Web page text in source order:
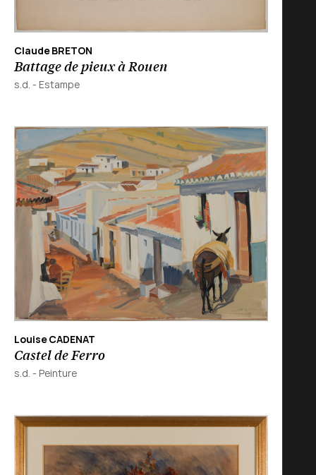
Claude BRETON
Battage de pieux à Rouen
s.d. - Estampe
Louise CADENAT
Castel de Ferro
s.d. - Peinture